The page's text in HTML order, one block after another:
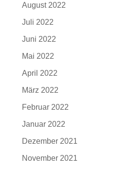
August 2022
Juli 2022
Juni 2022
Mai 2022
April 2022
März 2022
Februar 2022
Januar 2022
Dezember 2021
November 2021